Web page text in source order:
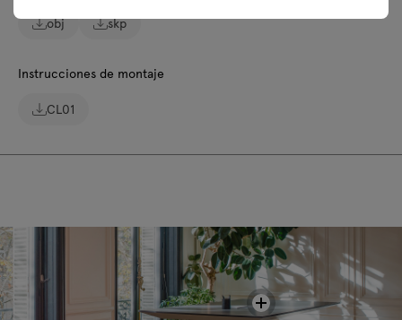
obj
skp
Instrucciones de montaje
CL01